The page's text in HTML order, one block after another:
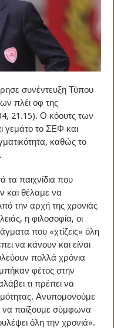
συνέντευξη Τύπου
πλέι οφ της
21.15). Ο κόουτς των
γεμάτο το ΣΕΦ και
καθώς το
τα παιχνίδια που
και θέλαμε να
την αρχή της χρονιάς
η φιλοσοφία, οι
που «χτίζεις» όλη
να κάνουν και είναι
πολλά χρόνια
φέτος στην
τι πρέπει να
Ανυπομονούμε
να παίξουμε σύμφωνα
όλη την χρονιά».